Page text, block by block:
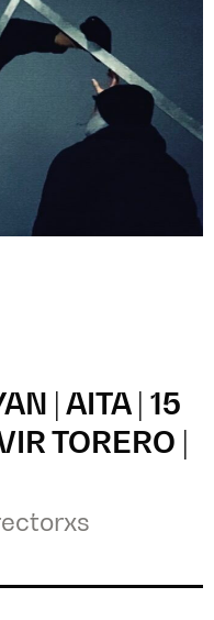
| AITA | 15
TORERO |